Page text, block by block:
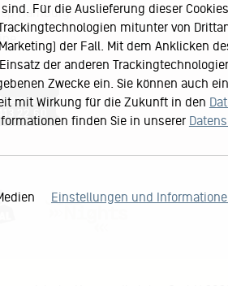
Hamburg
Für die Auslieferung dieser
mitunter von
der Fall. Mit dem Anklicken
der anderen
Zwecke ein. Sie können auch
mit Wirkung für die Zukunft in den
finden Sie in unserer
Einstellungen und